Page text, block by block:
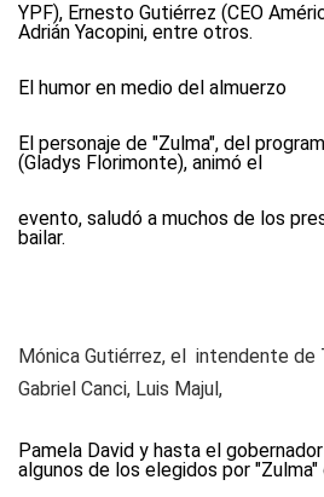
YPF), Ernesto Gutiérrez (CEO
Adrián Yacopini, entre otros.
El humor en medio del almuerzo
El personaje de "Zulma", del
(Gladys Florimonte), animó el
evento, saludó a muchos de los
bailar.
Mónica Gutiérrez, el intendente de
Gabriel Canci, Luis Majul,
Pamela David y hasta el
algunos de los elegidos por "Zulma"